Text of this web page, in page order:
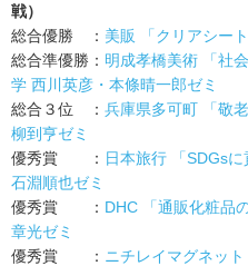
戦）
総合優勝 ： 美販 「クリアシー
総合準優勝： 明成孝橋美術 「社
学 西川英彦・本條晴一郎ゼミ
総合３位 ： 兵庫県多可町 「敬
柳到亨ゼミ
優秀賞 ： 日本旅行 「SDGs
石淵順也ゼミ
優秀賞 ： DHC 「通販化粧品
章光ゼミ
優秀賞 ： ニチレイマグネッ